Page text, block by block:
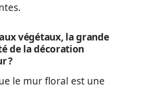
végétaux, la grande
de la décoration
?
le mur floral est une